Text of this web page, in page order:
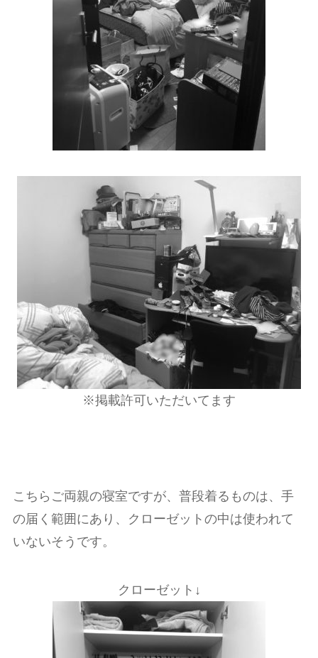
※掲載許可いただいてます
こちらご両親の寝室ですが、普段着るものは、手
の届く範囲にあり、クローゼットの中は使われて
いないそうです。
クローゼット↓